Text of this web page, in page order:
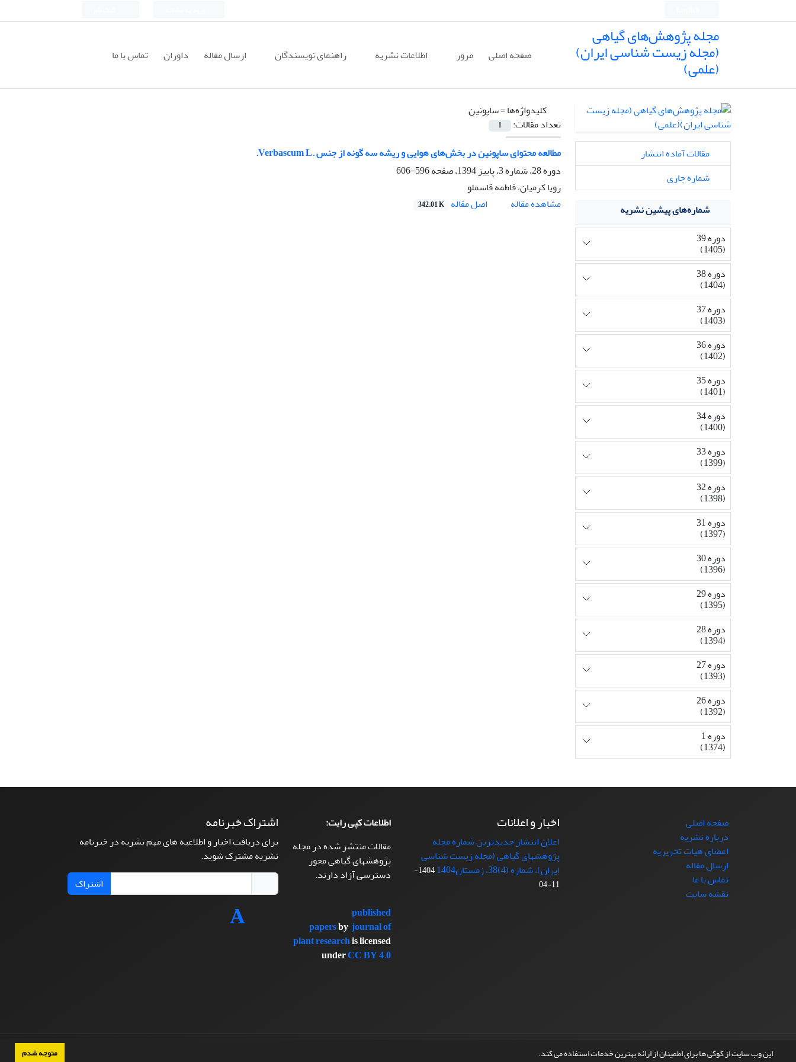
این وب سایت از کوکی ها برای اطمینان از ارائه بهترین خدمات استفاده می کند. متوجه شدم
مجله پژوهش‌های گیاهی
(مجله زیست شناسی ایران)
(علمی) صفحه اصلی مرور اطلاعات نشریه راهنمای نویسندگان ارسال مقاله داوران تماس با ما
کلیدواژه‌ها =ساپونین
تعداد مقالات:
1
مطالعه محتوای ساپونین در بخش‌های هوایی و ریشه سه گونه از جنس .Verbascum L.
دوره 28، شماره 3، پاییز 1394، صفحه
596-606
رویا کرمیان، فاطمه قاسملو
مشاهده مقاله
اصل مقاله 342.01 K
مقالات آماده انتشار
شماره جاری
شماره‌های پیشین نشریه
دوره 39
(1405)
دوره 38
(1404)
دوره 37
(1403)
دوره 36
(1402)
دوره 35
(1401)
دوره 34
(1400)
دوره 33
(1399)
دوره 32
(1398)
دوره 31
(1397)
دوره 30
(1396)
دوره 29
(1395)
دوره 28
(1394)
دوره 27
(1393)
دوره 26
(1392)
دوره 1
(1374)
صفحه اصلی
درباره نشریه
اعضای هیات تحریریه
ارسال مقاله
تماس با ما
نقشه سایت
اخبار و اعلانات
اعلان انتشار جدیدترین شماره مجله
پژوهشهای گیاهی (مجله زیست شناسی
ایران)، شماره (4)38، زمستان1404
1404-
11-04
اطلاعات کپی رایت:
مقالات منتشر شده در مجله
پژوهشهای گیاهی مجوز
دسترسی آزاد دارند.
published
papersbyjournal of
plant researchis licensed
underCC BY 4.0
اشتراک خبرنامه
برای دریافت اخبار و اطلاعیه های مهم نشریه در خبرنامه
نشریه مشترک شوید.
اشتراک
© سامانه مدیریت نشریات علمی.طراحی و پیاده سازی از